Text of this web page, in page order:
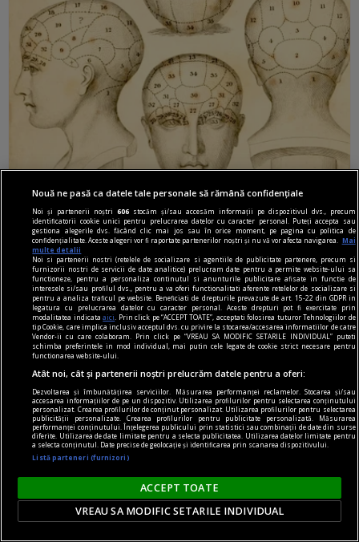
piese de schimb
Făpturi de unică folosință
Dar pentru a fi, realmente, mai buni, trebuie să
găsim ieșirea din labirint.
piese de schimb
Nouă ne pasă ca datele tale personale să rămână confidențiale
Noi și partenerii noștri606 stocăm și/sau accesăm informații pe dispozitivul dvs., precum
identificatorii cookie unici pentru prelucrarea datelor cu caracter personal. Puteți accepta sau
gestiona alegerile dvs. făcând clic mai jos sau în orice moment, pe pagina cu politica de
confidențialitate. Aceste alegeri vor fi raportate partenerilor noștri și nu vă vor afecta navigarea.
Mai
multe detalii
Noi si partenerii nostri (retelele de socializare si agentiile de publicitate partenere, precum si
furnizorii nostri de servicii de date analitice) prelucram date pentru a permite website-ului sa
functioneze, pentru a personaliza continutul si anunturile publicitare afisate in functie de
interesele si/sau profilul dvs., pentru a va oferi functionalitati aferente retelelor de socializare si
pentru a analiza traficul pe website. Beneficiati de drepturile prevazute de art. 15-22 din GDPR in
legatura cu prelucrarea datelor cu caracter personal. Aceste drepturi pot fi exercitate prin
modalitatea indicataaici
. Prin click pe “ACCEPT TOATE”, acceptati folosirea tuturor Tehnologiilor de
tip Cookie, care implica inclusiv acceptul dvs. cu privire la stocarea/accesarea informatiilor de catre
Vendor-ii cu care colaboram. Prin click pe “VREAU SA MODIFIC SETARILE INDIVIDUAL” puteti
schimba preferintele in mod individual, mai putin cele legate de cookie strict necesare pentru
functionarea website-ului.
Atât noi, cât și partenerii noștri prelucrăm datele pentru a oferi:
Dezvoltarea și îmbunătățirea serviciilor. Măsurarea performanței reclamelor. Stocarea și/sau
accesarea informațiilor de pe un dispozitiv. Utilizarea profilurilor pentru selectarea conținutului
personalizat. Crearea profilurilor de conținut personalizat. Utilizarea profilurilor pentru selectarea
publicității personalizate. Crearea profilurilor pentru publicitate personalizată. Măsurarea
performanței conținutului. Înțelegerea publicului prin statistici sau combinații de date din surse
diferite. Utilizarea de date limitate pentru a selecta publicitatea. Utilizarea datelor limitate pentru
a selecta conținutul. Date precise de geolocație și identificarea prin scanarea dispozitivului.
Listă parteneri (furnizori)
ACCEPT TOATE
VREAU SA MODIFIC SETARILE INDIVIDUAL